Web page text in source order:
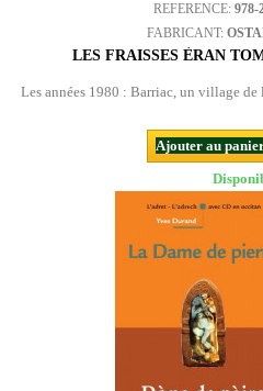
REFERENCE: 978-
FABRICANT:
LES FRAISSES ÈRAN
Les années 1980 : Barriac, un village de
Ajouter au